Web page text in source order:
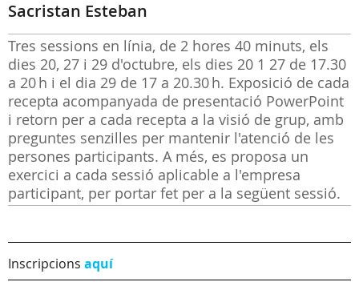
Sacristan Esteban
Tres sessions en línia, de 2 hores 40 minuts, els
dies 20, 27 i 29 d'octubre, els dies 20 1 27 de 17.30
a 20 h i el dia 29 de 17 a 20.30 h. Exposició de cada
recepta acompanyada de presentació PowerPoint
i retorn per a cada recepta a la visió de grup, amb
preguntes senzilles per mantenir l'atenció de les
persones participants. A més, es proposa un
exercici a cada sessió aplicable a l'empresa
participant, per portar fet per a la següent sessió.
Inscripcions aquí